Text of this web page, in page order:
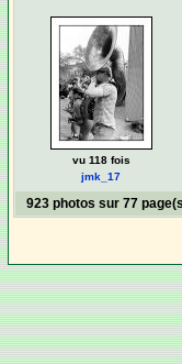
vu 118 fois
jmk_17
923 photos sur 77